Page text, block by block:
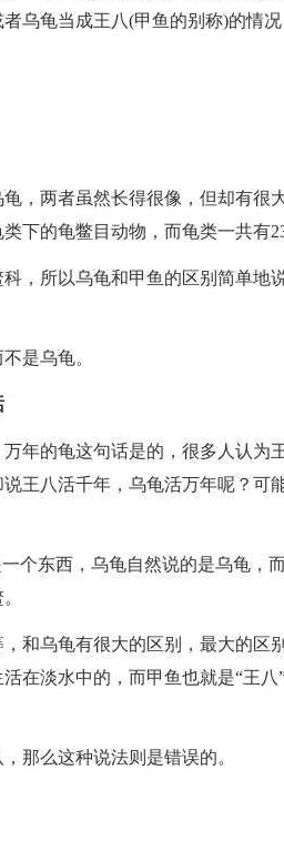
乌龟当成王八(甲鱼的别称)的情
，两者虽然长得很像，但却有很
下的龟鳖目动物，而龟类一共有
，所以乌龟和甲鱼的区别简单地
是乌龟。
年的龟这句话是的，很多人认为
王八活千年，乌龟活万年呢？可
个东西，乌龟自然说的是乌龟，
和乌龟有很大的区别，最大的区
在淡水中的，而甲鱼也就是“王八
那么这种说法则是错误的。